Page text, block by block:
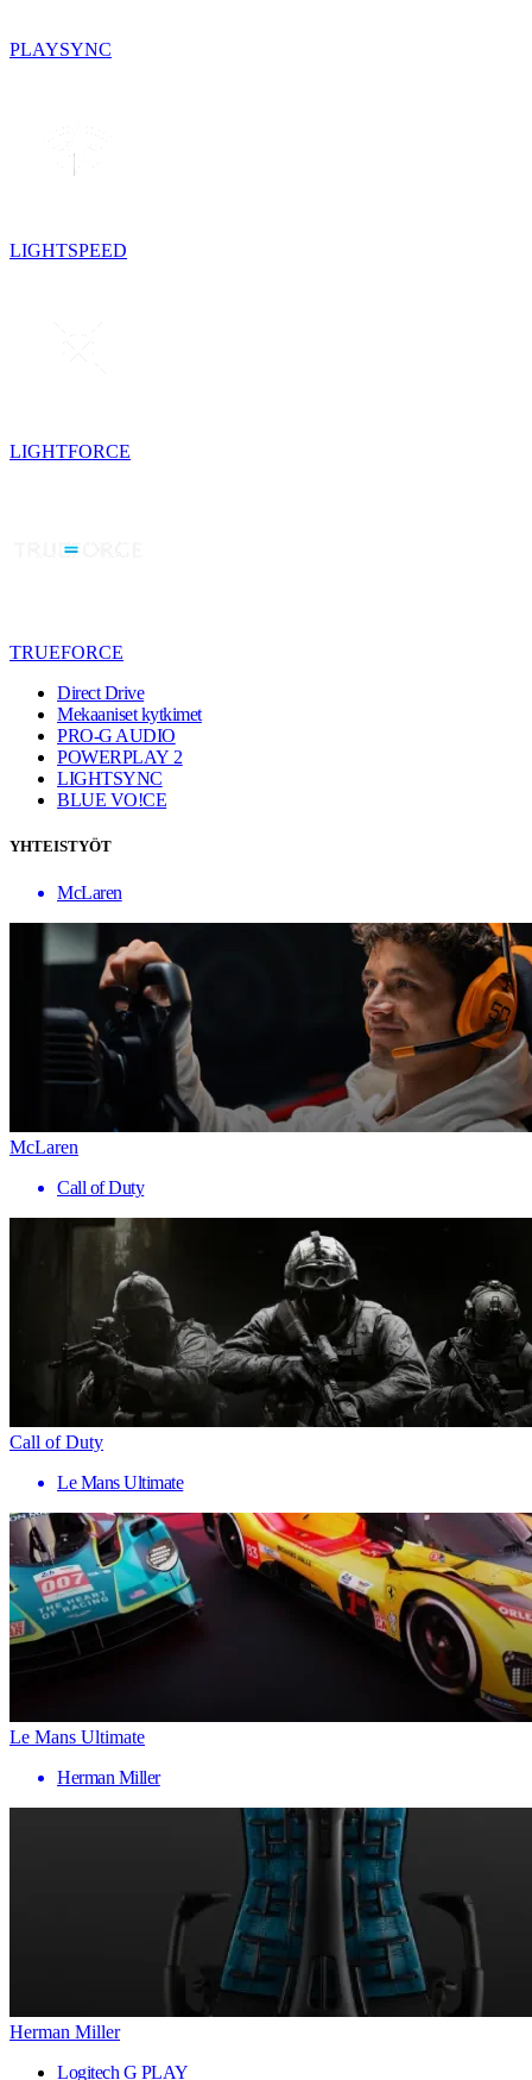
PLAYSYNC
LIGHTSPEED
LIGHTFORCE
TRUEFORCE
Direct Drive
Mekaaniset kytkimet
PRO-G AUDIO
POWERPLAY 2
LIGHTSYNC
BLUE VO!CE
YHTEISTYÖT
McLaren
McLaren
Call of Duty
Call of Duty
Le Mans Ultimate
Le Mans Ultimate
Herman Miller
Herman Miller
Logitech G PLAY